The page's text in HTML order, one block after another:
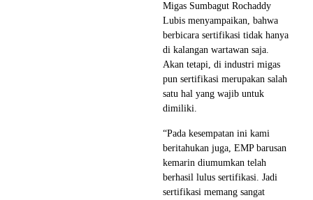
Migas Sumbagut Rochaddy
Lubis menyampaikan, bahwa
berbicara sertifikasi tidak hanya
di kalangan wartawan saja.
Akan tetapi, di industri migas
pun sertifikasi merupakan salah
satu hal yang wajib untuk
dimiliki.
“Pada kesempatan ini kami
beritahukan juga, EMP barusan
kemarin diumumkan telah
berhasil lulus sertifikasi. Jadi
sertifikasi memang sangat